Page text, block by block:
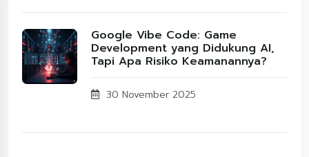
Google Vibe Code: Game
Development yang Didukung AI,
Tapi Apa Risiko Keamanannya?
30 November 2025